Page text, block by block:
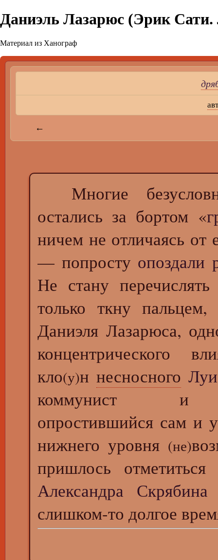
Даниэль Лазарюс (Эрик
Материал из Ханограф
←
Многие
остались за бортом «
ничем не отличаясь от
— попросту опоздали
Не стану
только ткну
Даниэля Лазарюса,
концентрического
кло(у)ннесносного
коммунист и
опростившийся сам и
нижнего уровня (не)
пришлось
Александра Скрябина
слишком-то долгое